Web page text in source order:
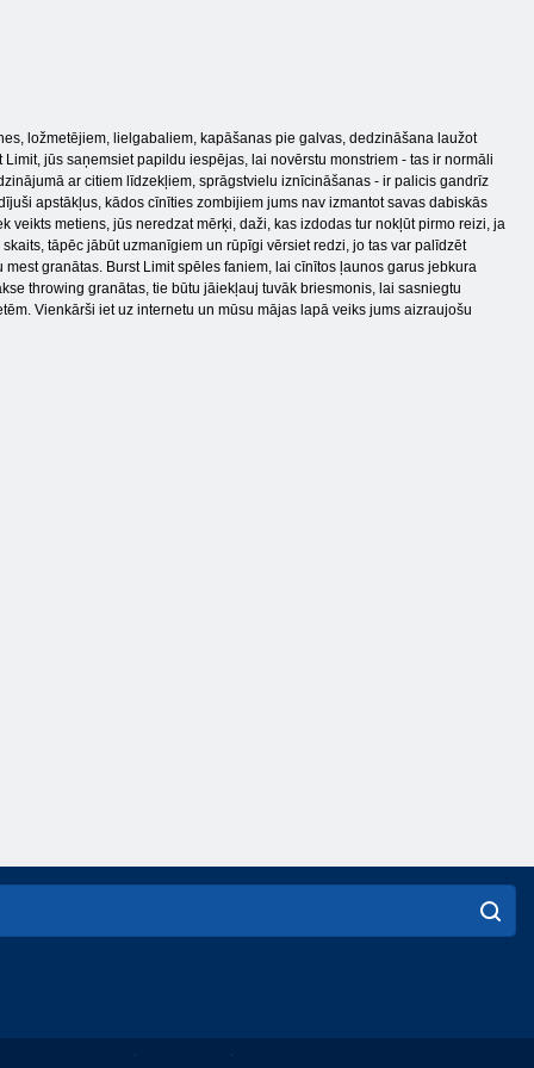
ložmetējiem, lielgabaliem, kapāšanas pie galvas, dedzināšana laužot
jūs saņemsiet papildu iespējas, lai novērstu monstriem - tas ir normāli
ar citiem līdzekļiem, sprāgstvielu iznīcināšanas - ir palicis gandrīz
apstākļus, kādos cīnīties zombijiem jums nav izmantot savas dabiskās
metiens, jūs neredzat mērķi, daži, kas izdodas tur nokļūt pirmo reizi, ja
tāpēc jābūt uzmanīgiem un rūpīgi vērsiet redzi, jo tas var palīdzēt
granātas. Burst Limit spēles faniem, lai cīnītos ļaunos garus jebkura
throwing granātas, tie būtu jāiekļauj tuvāk briesmonis, lai sasniegtu
Vienkārši iet uz internetu un mūsu mājas lapā veiks jums aizraujošu